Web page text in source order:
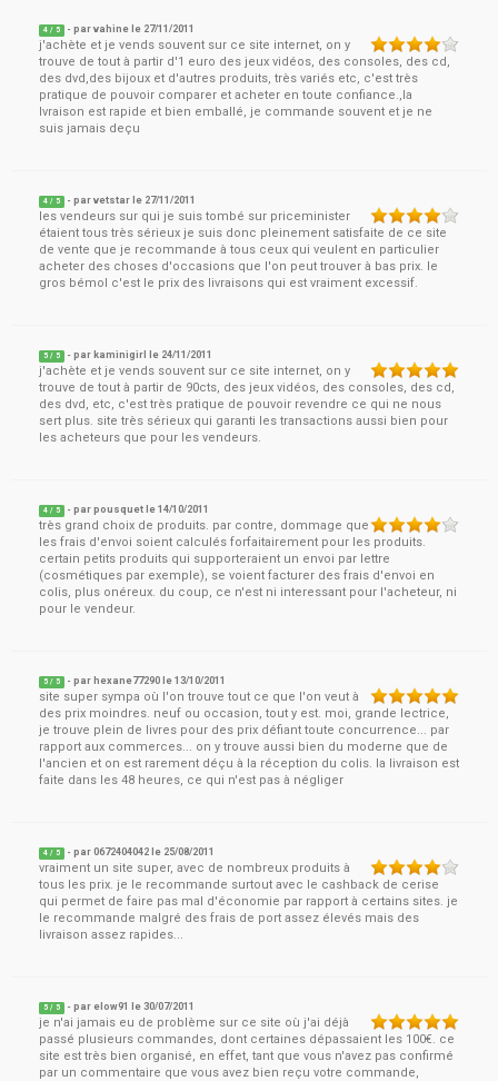
4 / 5 - parvahine le 27/11/2011
j'achète et je vends souvent sur ce site internet, on y
trouve de tout à partir d'1 euro des jeux vidéos, des consoles, des cd,
des dvd,des bijoux et d'autres produits, très variés etc, c'est très
pratique de pouvoir comparer et acheter en toute confiance.,la
lvraison est rapide et bien emballé, je commande souvent et je ne
suis jamais deçu
4 / 5 - parvetstar le 27/11/2011
les vendeurs sur qui je suis tombé sur priceminister
étaient tous très sérieux je suis donc pleinement satisfaite de ce site
de vente que je recommande à tous ceux qui veulent en particulier
acheter des choses d'occasions que l'on peut trouver à bas prix. le
gros bémol c'est le prix des livraisons qui est vraiment excessif.
5 / 5 - par kaminigirl le 24/11/2011
j'achète et je vends souvent sur ce site internet, on y
trouve de tout à partir de 90cts, des jeux vidéos, des consoles, des cd,
des dvd, etc, c'est très pratique de pouvoir revendre ce qui ne nous
sert plus. site très sérieux qui garanti les transactions aussi bien pour
les acheteurs que pour les vendeurs.
4 / 5 - parpousquet le14/10/2011
très grand choix de produits. par contre, dommage que
les frais d'envoi soient calculés forfaitairement pour les produits.
certain petits produits qui supporteraient un envoi par lettre
(cosmétiques par exemple), se voient facturer des frais d'envoi en
colis, plus onéreux. du coup, ce n'est ni interessant pour l'acheteur, ni
pour le vendeur.
5 / 5 - par hexane77290 le13/10/2011
site super sympa où l'on trouve tout ce que l'on veut à
des prix moindres. neuf ou occasion, tout y est. moi, grande lectrice,
je trouve plein de livres pour des prix défiant toute concurrence... par
rapport aux commerces... on y trouve aussi bien du moderne que de
l'ancien et on est rarement déçu à la réception du colis. la livraison est
faite dans les 48 heures, ce qui n'est pas à négliger
4 / 5 - par0672404042 le 25/08/2011
vraiment un site super, avec de nombreux produits à
tous les prix. je le recommande surtout avec le cashback de cerise
qui permet de faire pas mal d'économie par rapport à certains sites. je
le recommande malgré des frais de port assez élevés mais des
livraison assez rapides...
5 / 5 - parelow91 le30/07/2011
je n'ai jamais eu de problème sur ce site où j'ai déjà
passé plusieurs commandes, dont certaines dépassaient les 100€. ce
site est très bien organisé, en effet, tant que vous n'avez pas confirmé
par un commentaire que vous avez bien reçu votre commande,